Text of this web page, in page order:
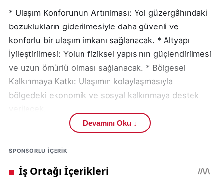
* Ulaşım Konforunun Artırılması: Yol güzergâhındaki
bozuklukların giderilmesiyle daha güvenli ve
konforlu bir ulaşım imkanı sağlanacak. * Altyapı
İyileştirilmesi: Yolun fiziksel yapısının güçlendirilmesi
ve uzun ömürlü olması sağlanacak. * Bölgesel
Kalkınmaya Katkı: Ulaşımın kolaylaşmasıyla
bölgedeki ekonomik ve sosyal kalkınmaya destek
Yapılan çalışmalar, yolun mevcut yapısının
güçlendirilmesi / iyileştirilmesi / standartlarının
yükseltilmesi gibi unsurları içeriyor. Sivas İl Özel
İdaresi, yol çalışmalarının en kısa sürede
Devamını Oku ↓
SPONSORLU IÇERIK